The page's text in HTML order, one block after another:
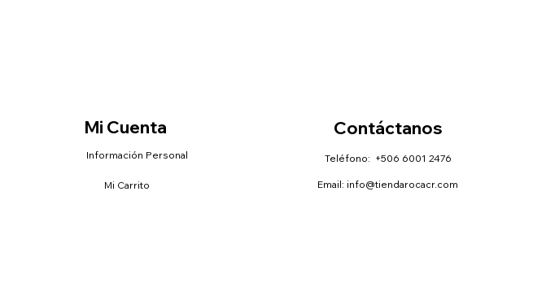
Mi Cuenta
Información Personal
Mi Carrito
Contáctanos
Teléfono: +506 6001 2476
Email: info@tiendarocacr.com